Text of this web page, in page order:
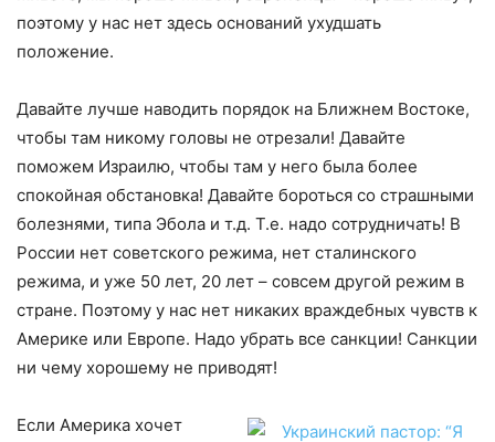
поэтому у нас нет здесь оснований ухудшать
положение.
Давайте лучше наводить порядок на Ближнем Востоке,
чтобы там никому головы не отрезали! Давайте
поможем Израилю, чтобы там у него была более
спокойная обстановка! Давайте бороться со страшными
болезнями, типа Эбола и т.д. Т.е. надо сотрудничать! В
России нет советского режима, нет сталинского
режима, и уже 50 лет, 20 лет – совсем другой режим в
стране. Поэтому у нас нет никаких враждебных чувств к
Америке или Европе. Надо убрать все санкции! Санкции
ни чему хорошему не приводят!
Если Америка хочет